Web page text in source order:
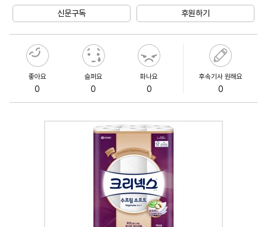
신문구독 후원하기
좋아요
0
슬퍼요
0
화나요
0
후속기사 원해요
0